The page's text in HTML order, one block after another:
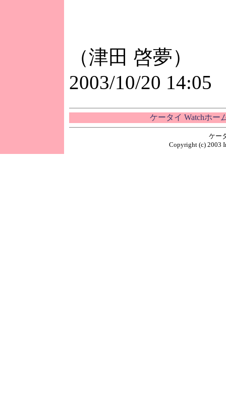
（津田 啓夢）
2003/10/20 14:05
ケータイ Watchホー
ケー
Copyright (c) 2003